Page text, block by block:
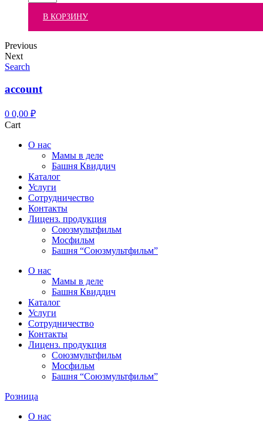
В КОРЗИНУ
Previous
Next
Search
account
0 0,00 ₽
Cart
О нас
Мамы в деле
Башня Квиддич
Каталог
Услуги
Сотрудничество
Контакты
Лиценз. продукция
Союзмультфильм
Мосфильм
Башня “Союзмультфильм”
О нас
Мамы в деле
Башня Квиддич
Каталог
Услуги
Сотрудничество
Контакты
Лиценз. продукция
Союзмультфильм
Мосфильм
Башня “Союзмультфильм”
Розница
О нас